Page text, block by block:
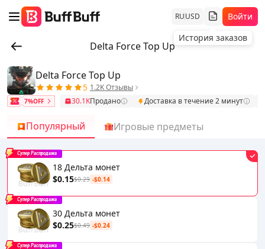
RUUSD
История заказов
Войти
Delta Force Top Up
Delta Force Top Up
5 1.2K Отзывы
7%OFF 30.1KПродано Доставка в течение 2 минут
Популярный Игровые предметы
18 Дельта монет
$0.15$0.29 -$0.14
Супер Распродажа
30 Дельта монет
$0.25$0.49 -$0.24
Супер Распродажа
Супер Распродажа